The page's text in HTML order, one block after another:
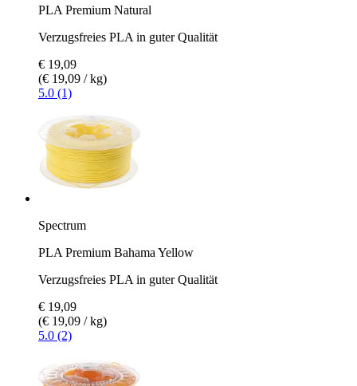
PLA Premium Natural
Verzugsfreies PLA in guter Qualität
€ 19,09
(€ 19,09 / kg)
5.0 (1)
Spectrum
PLA Premium Bahama Yellow
Verzugsfreies PLA in guter Qualität
€ 19,09
(€ 19,09 / kg)
5.0 (2)